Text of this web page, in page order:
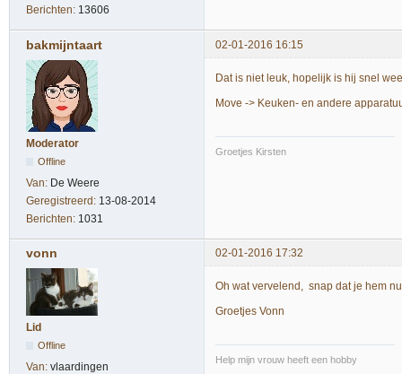
Berichten: 13606
bakmijntaart 02-01-2016 16:15
Moderator
Offline
Van: De Weere
Geregistreerd: 13-08-2014
Berichten: 1031
Dat is niet leuk, hopelijk is hij snel
Move -> Keuken- en andere
Groetjes Kirsten
vonn 02-01-2016 17:32
Lid
Offline
Van: vlaardingen
Oh wat vervelend, snap dat je hem
Groetjes Vonn
Help mijn vrouw heeft een hobby